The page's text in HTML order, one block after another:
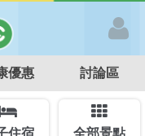
優惠 討論區
住宿 全部景點